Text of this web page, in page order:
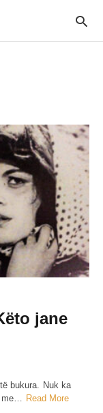
jane
bukura. Nuk ka
me… Read More